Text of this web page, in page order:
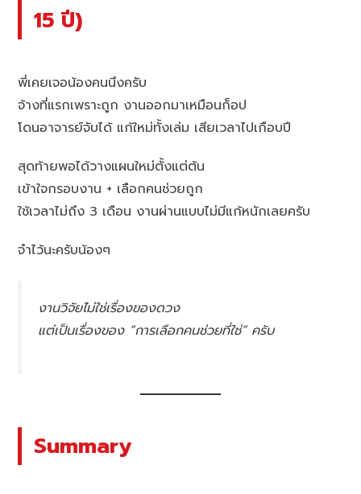
15 ปี)
พี่เคยเจอน้องคนนึงครับ
จ้างที่แรกเพราะถูก งานออกมาเหมือนก็อป
โดนอาจารย์จับได้ แก้ใหม่ทั้งเล่ม เสียเวลาไปเกือบปี
สุดท้ายพอได้วางแผนใหม่ตั้งแต่ต้น
เข้าใจกรอบงาน + เลือกคนช่วยถูก
ใช้เวลาไม่ถึง 3 เดือน งานผ่านแบบไม่มีแก้หนักเลยครับ
จำไว้นะครับน้องๆ
งานวิจัยไม่ใช่เรื่องของดวง
แต่เป็นเรื่องของ “การเลือกคนช่วยที่ใช่” ครับ
Summary